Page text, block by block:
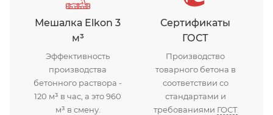
Мешалка Elkon 3
м³
Эффективность
производства
бетонного раствора -
120 м³ в час, а это 960
м³ в смену.
Сертификаты
ГОСТ
Производство
товарного бетона в
соответствии со
стандартами и
требованиями ГОСТ